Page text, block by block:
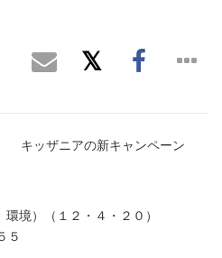
キッザニアの新キャンペーン
境）（１２・４・２０）
５